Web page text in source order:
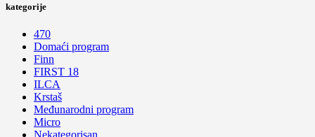
kategorije
470
Domaći program
Finn
FIRST 18
ILCA
Krstaš
Međunarodni program
Micro
Nekategorisan